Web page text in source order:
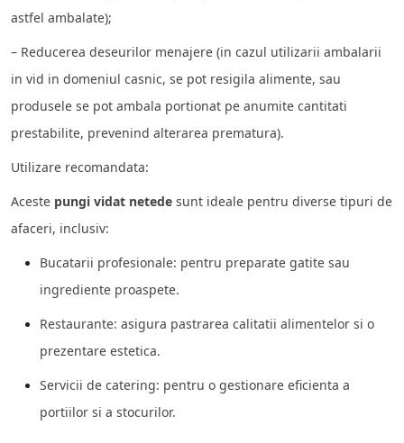
astfel ambalate);
– Reducerea deseurilor menajere (in cazul utilizarii ambalarii
in vid in domeniul casnic, se pot resigila alimente, sau
produsele se pot ambala portionat pe anumite cantitati
prestabilite, prevenind alterarea prematura).
Utilizare recomandata:
Aceste pungi vidat netede sunt ideale pentru diverse tipuri de
afaceri, inclusiv:
Bucatarii profesionale: pentru preparate gatite sau
ingrediente proaspete.
Restaurante: asigura pastrarea calitatii alimentelor si o
prezentare estetica.
Servicii de catering: pentru o gestionare eficienta a
portiilor si a stocurilor.